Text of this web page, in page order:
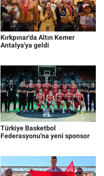
Kırkpınar'da Altın Kemer
Antalya'ya geldi
Türkiye Basketbol
Federasyonu'na yeni sponsor